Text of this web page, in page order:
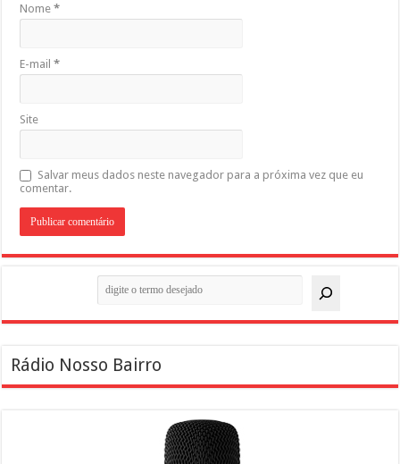
Nome*
E-mail*
Site
Salvar meus dados neste navegador para a próxima vez que eu
comentar.
Rádio Nosso Bairro